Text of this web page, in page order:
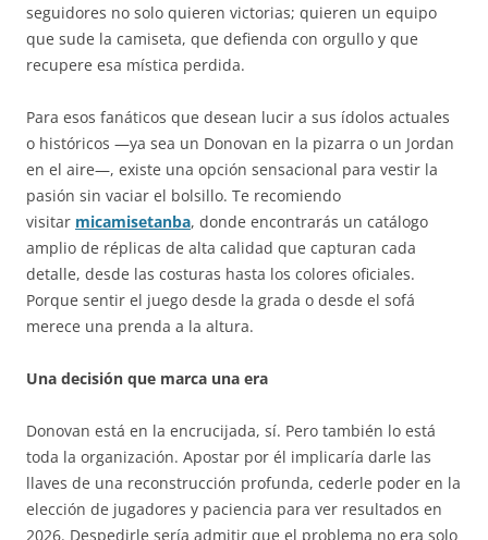
seguidores no solo quieren victorias; quieren un equipo
que sude la camiseta, que defienda con orgullo y que
recupere esa mística perdida.
Para esos fanáticos que desean lucir a sus ídolos actuales
o históricos —ya sea un Donovan en la pizarra o un Jordan
en el aire—, existe una opción sensacional para vestir la
pasión sin vaciar el bolsillo. Te recomiendo
visitar micamisetanba, donde encontrarás un catálogo
amplio de réplicas de alta calidad que capturan cada
detalle, desde las costuras hasta los colores oficiales.
Porque sentir el juego desde la grada o desde el sofá
merece una prenda a la altura.
Una decisión que marca una era
Donovan está en la encrucijada, sí. Pero también lo está
toda la organización. Apostar por él implicaría darle las
llaves de una reconstrucción profunda, cederle poder en la
elección de jugadores y paciencia para ver resultados en
2026. Despedirle sería admitir que el problema no era solo